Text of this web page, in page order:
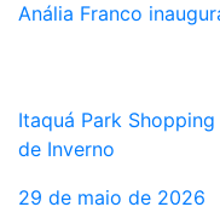
Anália Franco
Itaquá Park
de Inverno
29 de maio de 2026